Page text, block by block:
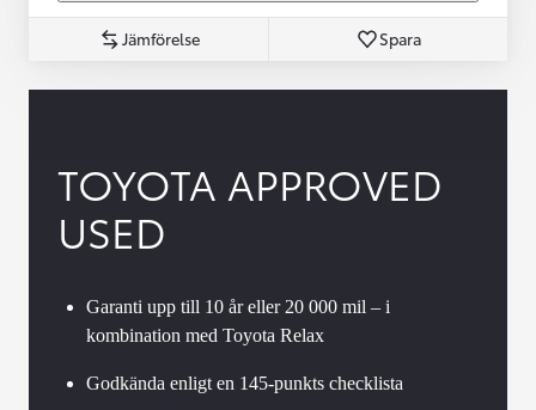
Jämförelse Spara
TOYOTA APPROVED
USED
Garanti upp till 10 år eller 20 000 mil – i
kombination med Toyota Relax
Godkända enligt en 145-punkts checklista